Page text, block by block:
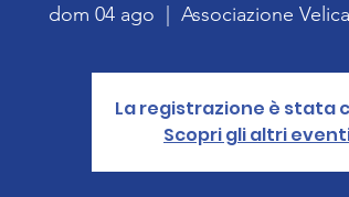
dom 04 ago Associazione
La registrazione è stata
Scopri gli altri